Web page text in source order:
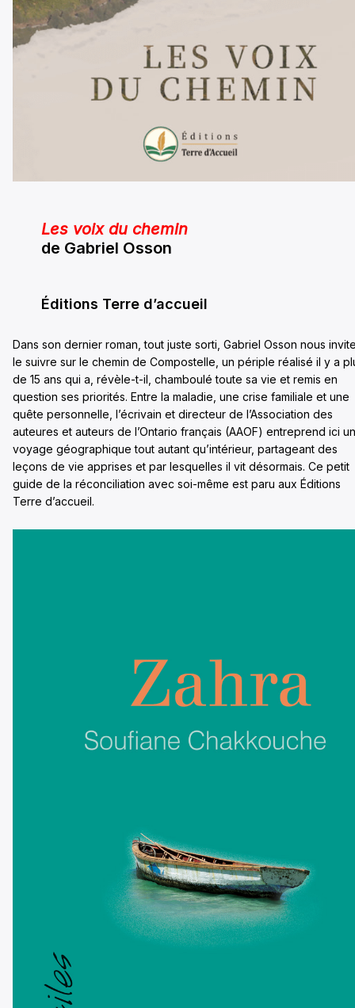
Les voix du chemin
de Gabriel Osson
Éditions Terre d’accueil
Dans son dernier roman, tout juste sorti, Gabriel Osson nous
le suivre sur le chemin de Compostelle, un périple réalisé il y a
de 15 ans qui a, révèle-t-il, chamboulé toute sa vie et remis en
question ses priorités. Entre la maladie, une crise familiale et une
quête personnelle, l’écrivain et directeur de l’Association des
auteures et auteurs de l’Ontario français (AAOF) entreprend ici un
voyage géographique tout autant qu’intérieur, partageant des
leçons de vie apprises et par lesquelles il vit désormais. Ce petit
guide de la réconciliation avec soi-même est paru aux Éditions
Terre d’accueil.